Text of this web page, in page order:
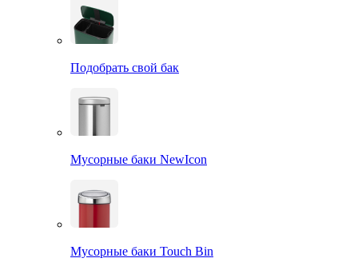
Подобрать свой бак
Мусорные баки NewIcon
Мусорные баки Touch Bin